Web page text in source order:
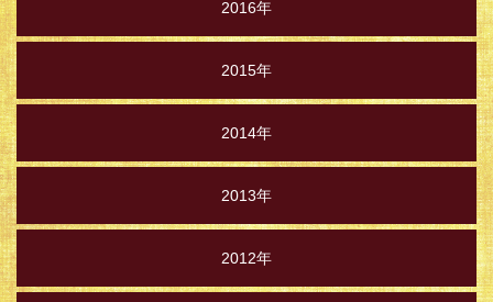
2016年
2015年
2014年
2013年
2012年